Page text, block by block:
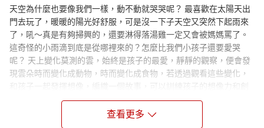
天空為什麼也要像我們一樣，動不動就哭哭呢？ 最喜歡在太陽天出
門去玩了，暖暖的陽光好舒服，可是沒一下子天空又突然下起雨來
了，吼～真是有夠掃興的，還要淋得落湯雞一定又會被媽媽罵了。
這奇怪的小雨滴到底是從哪裡來的？怎麼比我們小孩子還要愛哭
呢？ 天上變化莫測的雲，始終是孩子的最愛，靜靜的觀察，便會發
現雲朵時而變化成動物，時而變化成食物，若透過觀看這些變化，
和孩子一起發揮想像，編織一個故事，可以訓練孩子的想像力和創
造力，甚至表達力。在聆聽趣味的故事後，孩子從中聽到了些什麼
呢？本系列在幫助孩子們更喜歡聽故事，學習觀察自己或周遭生
活，進而得到屬於自己獨一無二的想法或感觸，因此藉由與我們息
查看更多